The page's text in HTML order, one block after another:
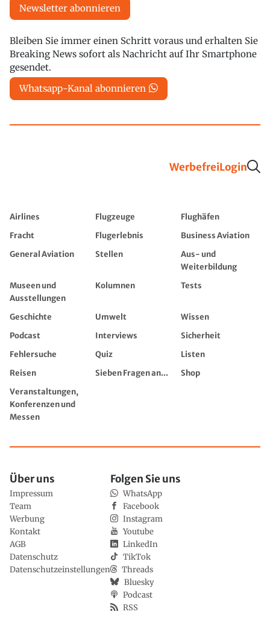
Newsletter abonnieren
Bleiben Sie immer einen Schritt voraus und erhalten Sie
Breaking News sofort als Nachricht auf Ihr Smartphone
gesendet.
Whatsapp-Kanal abonnieren
WerbefreiLogin
Airlines Flugzeuge
Flughäfen
Fracht
Flugerlebnis
Business Aviation
General Aviation
Stellen
Aus- und
Weiterbildung
Museen und
Ausstellungen
Kolumnen Tests
Geschichte Umwelt
Wissen
Podcast
Interviews
Sicherheit
Fehlersuche
Quiz
Listen
Reisen
Sieben Fragen an...
Shop
Veranstaltungen,
Konferenzen und
Messen
Über uns
Impressum
Team
Werbung
Kontakt
AGB
Datenschutz
Datenschutzeinstellungen
Folgen Sie uns
WhatsApp
Facebook
Instagram
Youtube
LinkedIn
TikTok
Threads
Bluesky
Podcast
RSS